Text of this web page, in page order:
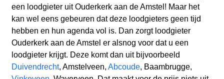
een loodgieter uit Ouderkerk aan de Amstel! Maar het
kan wel eens gebeuren dat deze loodgieters geen tijd
hebben en hun agenda vol is. Dan zorgt loodgieter
Ouderkerk aan de Amstel er alsnog voor dat u een
loodgieter krijgt. Deze komt dan uit bijvoorbeeld
Duivendrecht, Amstelveen, Abcoude, Baambrugge,